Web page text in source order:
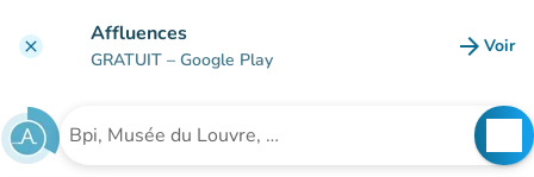
clear Affluences
GRATUIT – Google Play arrow_forward Voir
Rechercher un établissement